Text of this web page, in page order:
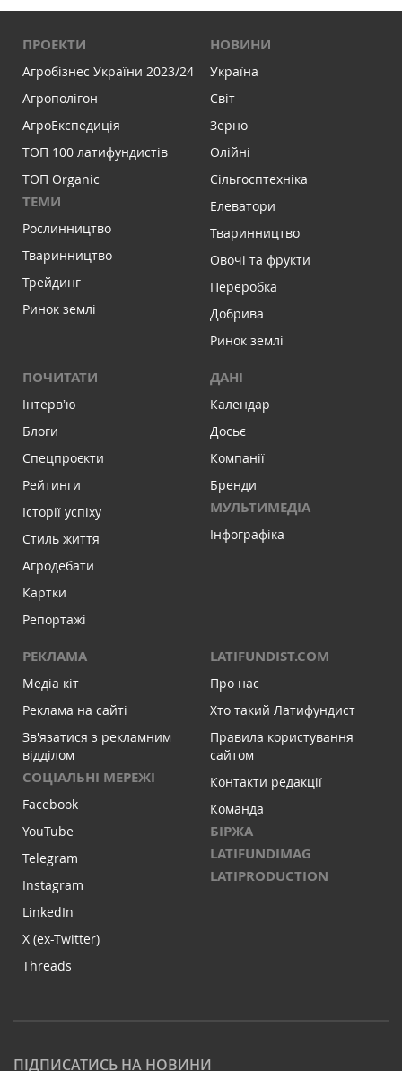
ПРОЕКТИ
Агробізнес України 2023/24
Агрополігон
АгроЕкспедиція
ТОП 100 латифундистів
ТОП Organic
ТЕМИ
Рослинництво
Тваринництво
Трейдинг
Ринок землі
НОВИНИ
Україна
Світ
Зерно
Олійні
Сільгосптехніка
Елеватори
Тваринництво
Овочі та фрукти
Переробка
Добрива
Ринок землі
ПОЧИТАТИ
Інтервʼю
Блоги
Спецпроєкти
Рейтинги
Історії успіху
Стиль життя
Агродебати
Картки
Репортажі
ДАНІ
Календар
Досьє
Компанії
Бренди
МУЛЬТИМЕДІА
Інфографіка
РЕКЛАМА
Медіа кіт
Реклама на сайті
Зв'язатися з рекламним
відділом
СОЦІАЛЬНІ МЕРЕЖІ
Facebook
YouTube
Telegram
Instagram
LinkedIn
X (ex-Twitter)
Threads
LATIFUNDIST.COM
Про нас
Хто такий Латифундист
Правила користування
сайтом
Контакти редакції
Команда
БІРЖА
LATIFUNDIMAG
LATIPRODUCTION
ПІДПИСАТИСЬ НА НОВИНИ